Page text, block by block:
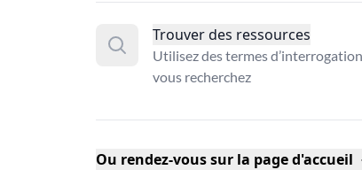
Trouver des ressources
Utilisez des termes
vous recherchez
Ou rendez-vous sur la page d'accueil